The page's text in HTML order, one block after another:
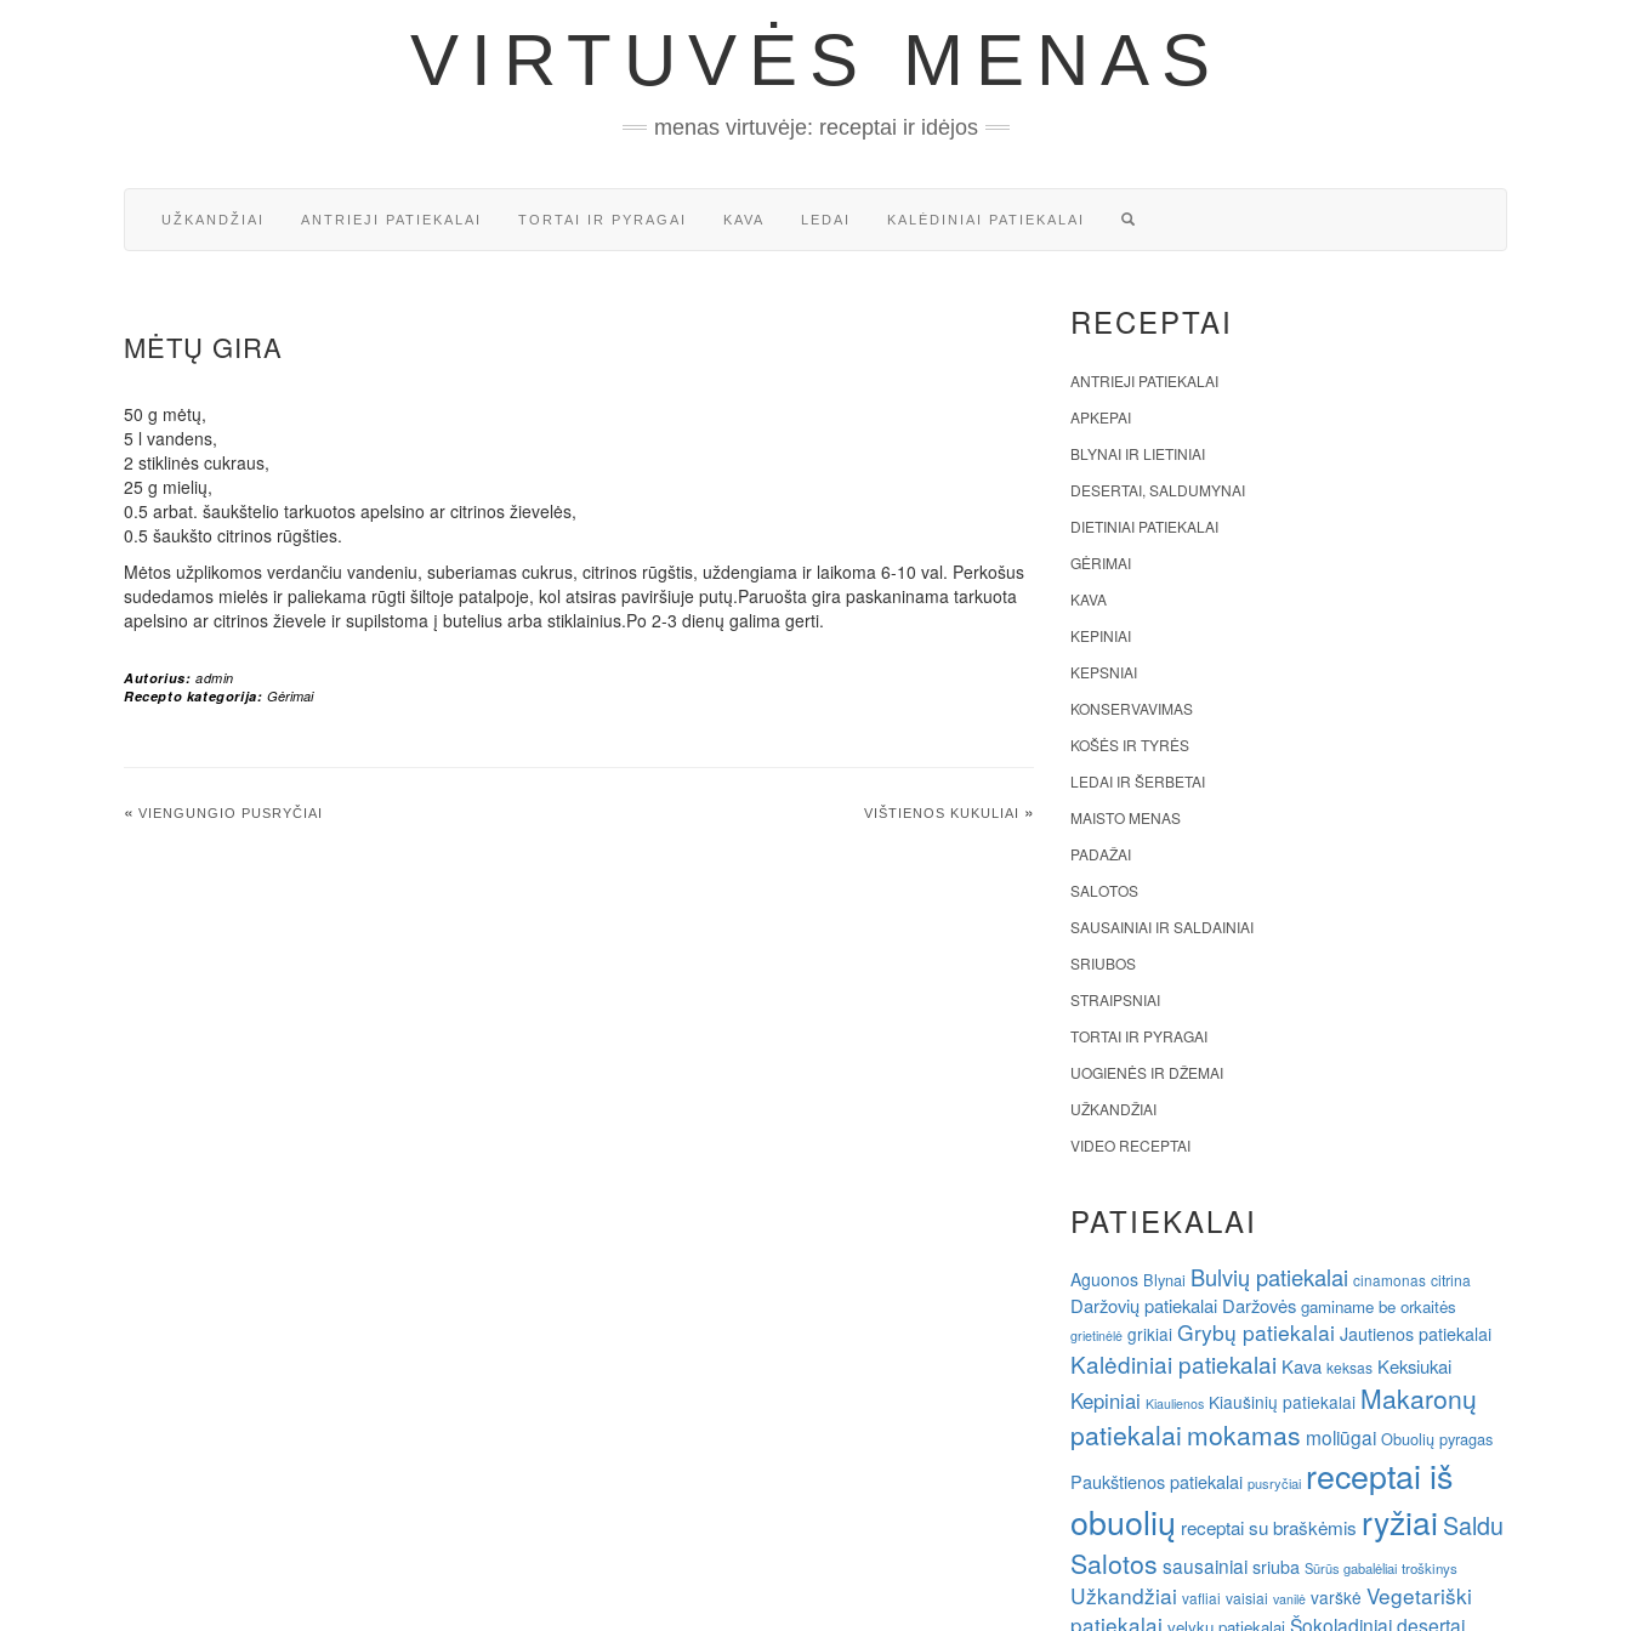
VIRTUVĖS MENAS
menas virtuvėje: receptai ir idėjos
UŽKANDŽIAI ANTRIEJI PATIEKALAI TORTAI IR PYRAGAI KAVA LEDAI KALĖDINIAI PATIEKALAI
MĖTŲ GIRA
50 g mėtų,
5 l vandens,
2 stiklinės cukraus,
25 g mielių,
0.5 arbat. šaukštelio tarkuotos apelsino ar citrinos žievelės,
0.5 šaukšto citrinos rūgšties.
Mėtos užplikomos verdančiu vandeniu, suberiamas cukrus, citrinos rūgštis, uždengiama ir laikoma 6-10 val. Perkošus
sudedamos mielės ir paliekama rūgti šiltoje patalpoje, kol atsiras paviršiuje putų.Paruošta gira paskaninama tarkuota
apelsino ar citrinos žievele ir supilstoma į butelius arba stiklainius.Po 2-3 dienų galima gerti.
Autorius: admin
Recepto kategorija: Gėrimai
« VIENGUNGIO PUSRYČIAI VIŠTIENOS KUKULIAI »
RECEPTAI
ANTRIEJI PATIEKALAI
APKEPAI
BLYNAI IR LIETINIAI
DESERTAI, SALDUMYNAI
DIETINIAI PATIEKALAI
GĖRIMAI
KAVA
KEPINIAI
KEPSNIAI
KONSERVAVIMAS
KOŠĖS IR TYRĖS
LEDAI IR ŠERBETAI
MAISTO MENAS
PADAŽAI
SALOTOS
SAUSAINIAI IR SALDAINIAI
SRIUBOS
STRAIPSNIAI
TORTAI IR PYRAGAI
UOGIENĖS IR DŽEMAI
UŽKANDŽIAI
VIDEO RECEPTAI
PATIEKALAI
Aguonos Blynai Bulvių patiekalai cinamonas citrina
Daržovių patiekalai Daržovės gaminame be orkaitės
grietinėlė grikiai Grybų patiekalai Jautienos patiekalai
Kalėdiniai patiekalai Kava keksas Keksiukai
Kepiniai Kiaulienos Kiaušinių patiekalai Makaronų
patiekalai mokamas moliūgai Obuolių pyragas
Paukštienos patiekalai pusryčiai receptai iš
obuolių receptai su braškėmis ryžiai Saldu
Salotos sausainiai sriuba Sūrūs gabalėliai troškinys
Užkandžiai vafliai vaisiai vanilė varškė Vegetariški
patiekalai
Šokoladiniai desertai